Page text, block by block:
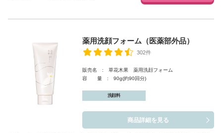
薬用洗顔フォーム（医薬部外品）
302件
販売名 : 草花木果 薬用洗顔フォーム
容 量 : 90g(約90回分)
洗顔料
商品詳細を見る